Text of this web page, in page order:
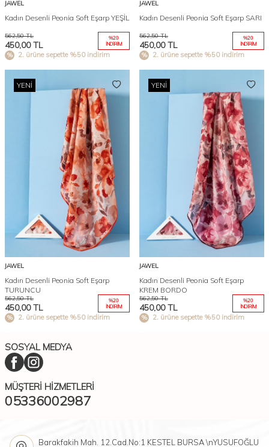
JAWEL
Kadın Desenli Peonia Soft Eşarp YEŞİL
562,50TL
450,00TL
%20
İNDIRIM
2. ürüne sepette %50 indirim
JAWEL
Kadın Desenli Peonia Soft Eşarp SARI
562,50TL
450,00TL
%20
İNDIRIM
2. ürüne sepette %50 indirim
YENI
JAWEL
Kadın Desenli Peonia Soft Eşarp
TURUNCU
562,50TL
450,00TL
%20
İNDIRIM
2. ürüne sepette %50 indirim
YENI
JAWEL
Kadın Desenli Peonia Soft Eşarp
KREM BORDO
562,50TL
450,00TL
%20
İNDIRIM
2. ürüne sepette %50 indirim
SOSYAL MEDYA
MÜŞTERI HIZMETLERI
05336002987
Barakfakih Mah. 12.Cad.No:1 KESTEL BURSA \nYUSUFOĞLU